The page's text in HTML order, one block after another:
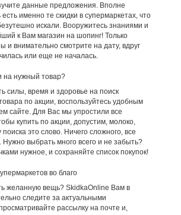
данные предложения. Вполне
именно те скидки в супермаркетах, что
искали. Вооружитесь знаниями и
к Вам магазин на шопинг! Только
и внимательно смотрите на дату, вдруг
или еще не началась.
на нужный товар?
силы, время и здоровье на поиск
по акции, воспользуйтесь удобным
сайте. Для Вас мы упростили все
купить по акции, допустим, молоко,
поиска это слово. Ничего сложного, все
Нужно выбрать много всего и не забыть?
нужное, и сохраняйте список покупок!
во благо
желанную вещь? SkidkaOnline Вам в
следите за актуальными
рассылку на почте и,